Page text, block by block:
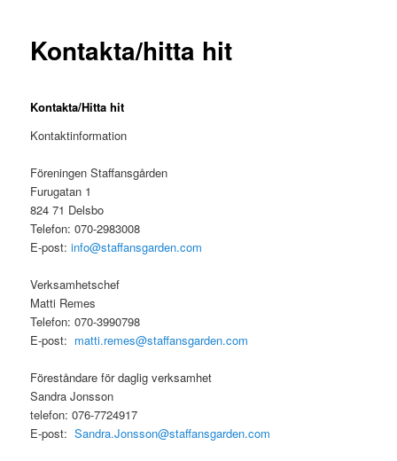
Kontakta/hitta hit
Kontakta/Hitta hit
Kontaktinformation
Föreningen Staffansgården
Furugatan 1
824 71 Delsbo
Telefon: 070-2983008
E-post:info@staffansgarden.com
Verksamhetschef
Matti Remes
Telefon: 070-3990798
E-post: matti.remes@staffansgarden.com
Föreståndare för daglig verksamhet
Sandra Jonsson
telefon: 076-7724917
E-post:Sandra.Jonsson@staffansgarden.com